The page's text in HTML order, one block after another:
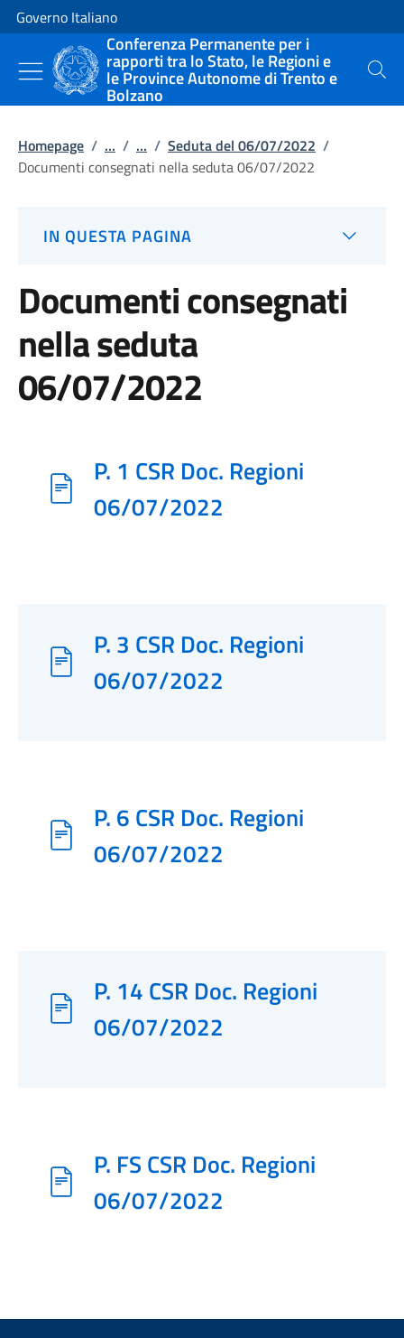
Vai al contenuto
Vai alla navigazione del sito
Governo Italiano
Conferenza Permanente per i
rapporti tra lo Stato, le Regioni e
le Province Autonome di Trento e
Bolzano
Cerca
Homepage / ... / ... / Seduta del 06/07/2022 /
Documenti consegnati nella seduta 06/07/2022
IN QUESTA PAGINA
Documenti consegnati
nella seduta
06/07/2022
P. 1 CSR Doc. Regioni
06/07/2022
P. 3 CSR Doc. Regioni
06/07/2022
P. 6 CSR Doc. Regioni
06/07/2022
P. 14 CSR Doc. Regioni
06/07/2022
P. FS CSR Doc. Regioni
06/07/2022